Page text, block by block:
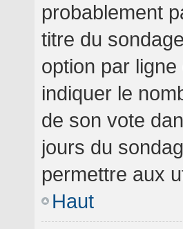
probablement
titre du
option par
indiquer le
de son vote
jours du
permettre aux
Haut